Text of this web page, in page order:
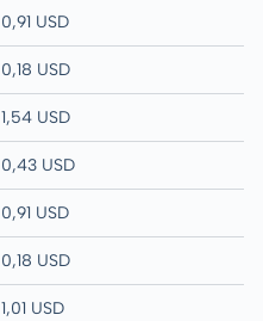
0,91 USD
0,18 USD
1,54 USD
0,43 USD
0,91 USD
0,18 USD
1,01 USD